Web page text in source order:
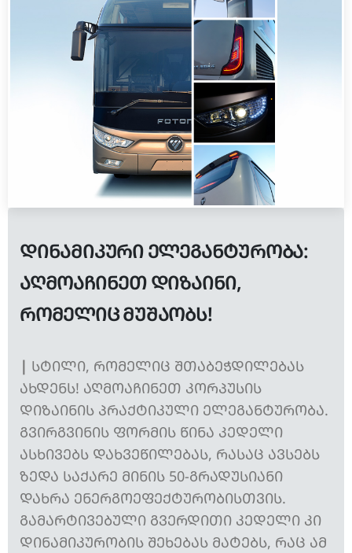
ᲓᲘᲜᲐᲛᲘᲙᲣᲠᲘ ᲔᲚᲔᲒᲐᲜᲢᲣᲠᲝᲑᲐ:
ᲐᲦᲛᲝᲐᲩᲘᲜᲔᲗ ᲓᲘᲖᲐᲘᲜᲘ,
ᲠᲝᲛᲔᲚᲘᲪ ᲛᲣᲨᲐᲝᲑᲡ!
| ᲡᲢᲘᲚᲘ, ᲠᲝᲛᲔᲚᲘᲪ ᲨᲗᲐᲑᲔᲭᲓᲘᲚᲔᲑᲐᲡ
ᲐᲮᲓᲔᲜᲡ! ᲐᲦᲛᲝᲐᲩᲘᲜᲔᲗ ᲙᲝᲠᲞᲣᲡᲘᲡ
ᲓᲘᲖᲐᲘᲜᲘᲡ ᲞᲠᲐᲥᲢᲘᲙᲣᲚᲘ ᲔᲚᲔᲒᲐᲜᲢᲣᲠᲝᲑᲐ.
ᲒᲕᲘᲠᲒᲕᲘᲜᲘᲡ ᲤᲝᲠᲛᲘᲡ ᲬᲘᲜᲐ ᲙᲔᲓᲔᲚᲘ
ᲐᲡᲮᲘᲕᲔᲑᲡ ᲓᲐᲮᲕᲔᲬᲘᲚᲔᲑᲐᲡ, ᲠᲐᲡᲐᲪ ᲐᲕᲡᲔᲑᲡ
ᲖᲔᲓᲐ ᲡᲐᲥᲐᲠᲔ ᲛᲘᲜᲘᲡ 50-ᲒᲠᲐᲓᲣᲡᲘᲐᲜᲘ
ᲓᲐᲮᲠᲐ ᲔᲜᲔᲠᲒᲝᲔᲤᲔᲥᲢᲣᲠᲝᲑᲘᲡᲗᲕᲘᲡ.
ᲒᲐᲛᲐᲠᲢᲘᲕᲔᲑᲣᲚᲘ ᲒᲕᲔᲠᲓᲘᲗᲘ ᲙᲔᲓᲔᲚᲘ ᲙᲘ
ᲓᲘᲜᲐᲛᲘᲙᲣᲠᲝᲑᲘᲡ ᲨᲔᲮᲔᲑᲐᲡ ᲛᲐᲢᲔᲑᲡ, ᲠᲐᲪ ᲐᲛ